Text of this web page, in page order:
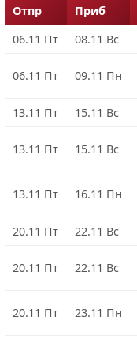
Отпр Приб
06.11 Пт
08.11 Вс
06.11 Пт 09.11 Пн
13.11 Пт 15.11 Вс
13.11 Пт 15.11 Вс
13.11 Пт 16.11 Пн
20.11 Пт 22.11 Вс
20.11 Пт 22.11 Вс
20.11 Пт 23.11 Пн